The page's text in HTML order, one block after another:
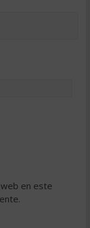
en este